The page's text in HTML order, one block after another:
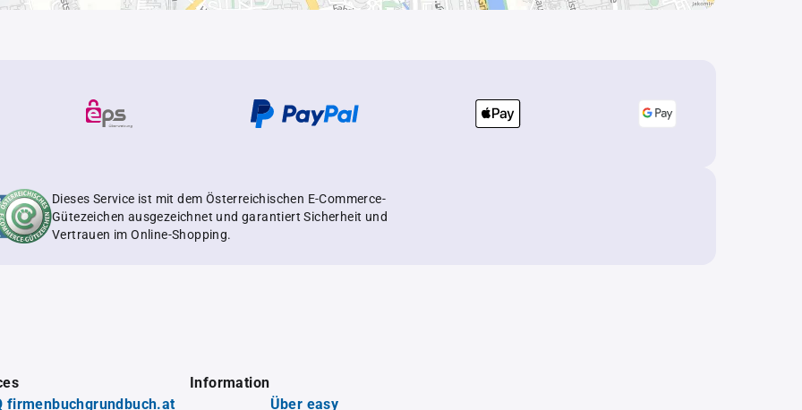
Dieses Service ist mit dem Österreichischen E-Commerce-
Gütezeichen ausgezeichnet und garantiert Sicherheit und
Vertrauen im Online-Shopping.
firmenbuchgrundbuch.at
Information
Über easy